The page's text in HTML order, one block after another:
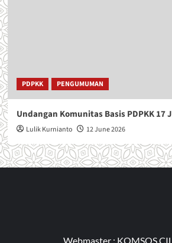
PDPKK PENGUMUMAN
Undangan Komunitas Basis PDPKK 17
Lulik Kurnianto 12 June 2026
Webmaster : KOMSOS